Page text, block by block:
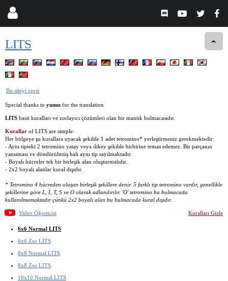
LITS
Bu siteyi çevir
Special thanks to yunus for the translation
LITS basit kuralları ve zorlayıcı çözümleri olan bir mantık bulmacasıdır.
Kurallar of LITS are simple:
Her bölgeye şu kurallara uyacak şekilde 1 adet tetromino* yerleştirmeniz gerekmektedir:
- Aynı tipteki 2 tetromino yatay veya dikey şekilde birbirine temas edemez. Bir parçanın
yansıması ve döndürülmüş hali aynı tip sayılmaktadır.
- Boyalı hücreler tek bir birleşik alan oluşturmalıdır.
- 2x2 boyalı alanlar kural dışıdır.
* Tetromino 4 hücreden oluşan birleşik şekillere denir. 5 farklı tip tetromino vardır, genellikle
şekillerine göre L, I, T, S ve O olarak adlandırılır. 'O' tetromino bu bulmacada
kullanılmamaktadır çünkü 2x2 boyalı alan bu bulmacada kural dışıdır.
Video Öğreticisi Kuralları Gizle
6x6 Normal LITS
6x6 Zor LITS
8x8 Normal LITS
8x8 Zor LITS
10x10 Normal LITS